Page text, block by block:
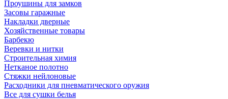
Проушины для замков
Засовы гаражные
Накладки дверные
Хозяйственные товары
Барбекю
Веревки и нитки
Строительная химия
Нетканое полотно
Стяжки нейлоновые
Расходники для пневматического оружия
Все для сушки белья